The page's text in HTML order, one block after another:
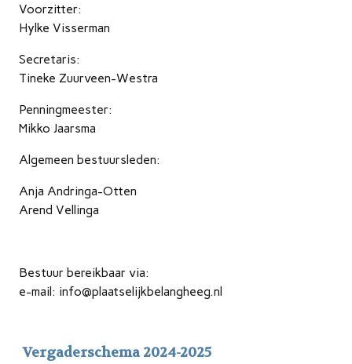
Voorzitter:
Hylke Visserman
Secretaris:
Tineke Zuurveen-Westra
Penningmeester:
Mikko Jaarsma
Algemeen bestuursleden:
Anja Andringa-Otten
Arend Vellinga
Bestuur bereikbaar via:
e-mail: info@plaatselijkbelangheeg.nl
Vergaderschema 2024-2025